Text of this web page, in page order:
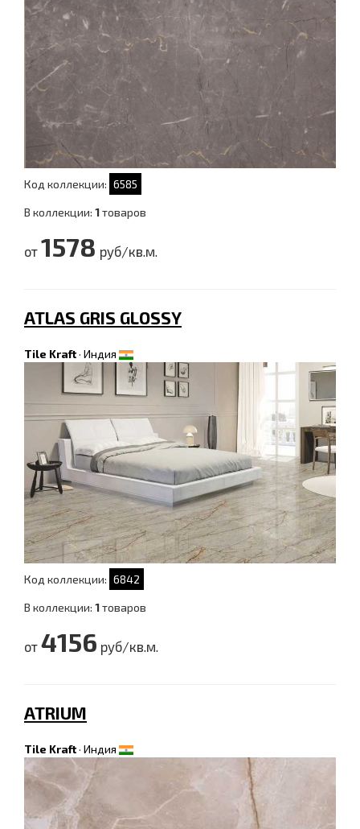
Код коллекции: 6585
В коллекции: 1товаров
от 1578 руб/кв.м.
ATLAS GRIS GLOSSY
Tile Kraft· Индия
Код коллекции: 6842
В коллекции: 1товаров
от 4156 руб/кв.м.
ATRIUM
Tile Kraft· Индия